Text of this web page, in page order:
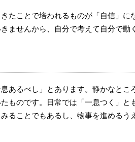
たことで培われるものが「自信」に
ませんから、自分で考えて自分で動
あるべし」とあります。静かなとこ
ものです。日常では「一息つく」と
ることでもあるし、物事を進めるう